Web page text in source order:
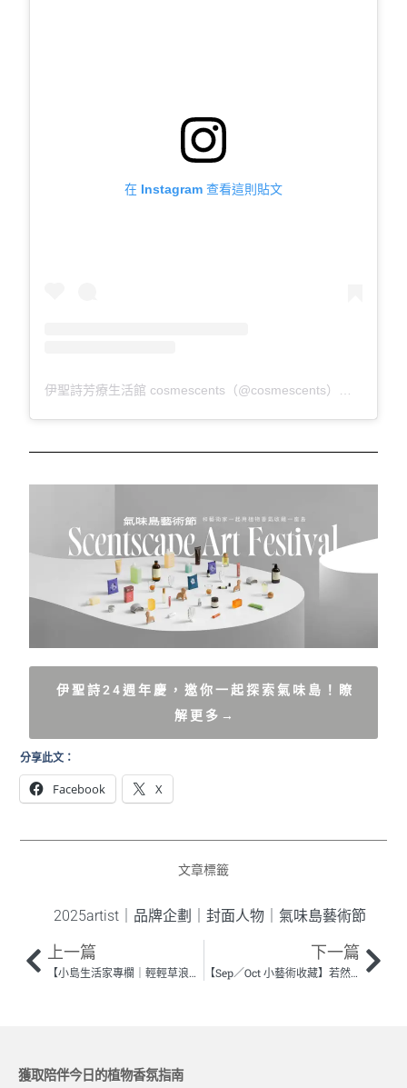
在 Instagram 查看這則貼文
伊聖詩芳療生活館 cosmescents（@cosmescents）分享的貼文
伊 聖 詩 2 4 週 年 慶 ， 邀 你 一 起 探 索 氣 味 島 ！ 瞭
解 更 多 →
分享此文：
Facebook X
文章標籤
2025artist 品牌企劃 封面人物 氣味島藝術節
上一篇
【小島生活家專欄｜輕輕草浪島】為空間注入溫柔好眠：薰衣草的日常應用 —— 植物風格師 Yuty Huang
下一篇
【Sep／Oct 小藝術收藏】若然．香氣雕塑 —— 合作藝術家 吳瑋庭Wu, Wei-Ting
獲取陪伴今日的植物香氛指南